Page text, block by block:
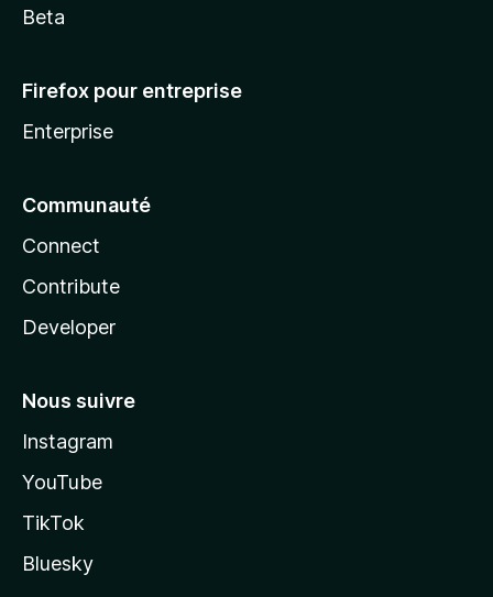
Beta
Firefox pour entreprise
Enterprise
Communauté
Connect
Contribute
Developer
Nous suivre
Instagram
YouTube
TikTok
Bluesky